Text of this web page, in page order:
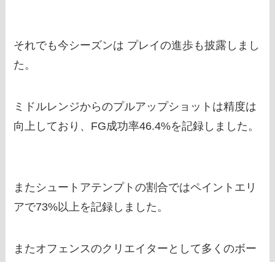
それでも今シーズンは プレイの進歩も披露しまし
た。
ミドルレンジからのプルアップショットは精度は
向上しており、FG成功率46.4%を記録しました。
またシュートアテンプトの割合ではペイントエリ
アで73%以上を記録しました。
またオフェンスのクリエイターとして多くのボー